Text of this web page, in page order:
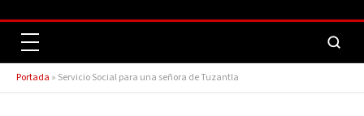
Portada » Servicio Social para una señora de Tuzantla